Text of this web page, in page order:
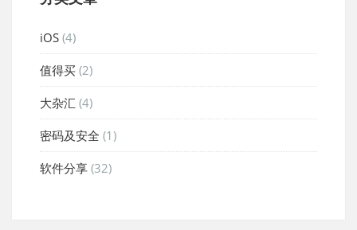
iOS (4)
值得买 (2)
大杂汇 (4)
密码及安全 (1)
软件分享 (32)